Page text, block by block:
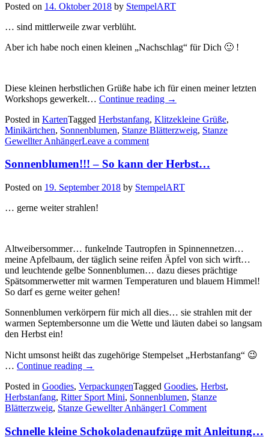
Posted on 14. Oktober 2018 by StempelART
… sind mittlerweile zwar verblüht.
Aber ich habe noch einen kleinen „Nachschlag“ für Dich 🙂 !
Diese kleinen herbstlichen Grüße habe ich für einen meiner letzten
Workshops gewerkelt… Continue reading „Die
Sonnenblumen…“
→
Posted in KartenTagged Herbstanfang, Klitzekleine Grüße,
Minikärtchen, Sonnenblumen, Stanze Blätterzweig, Stanze
Gewellter AnhängerLeave a comment
Sonnenblumen!!! – So kann der Herbst…
Posted on 19. September 2018 by StempelART
… gerne weiter strahlen!
Altweibersommer… funkelnde Tautropfen in Spinnennetzen…
meine Apfelbaum, der täglich seine reifen Äpfel von sich wirft…
und leuchtende gelbe Sonnenblumen… dazu dieses prächtige
Spätsommerwetter mit warmen Temperaturen und blauem Himmel!
So darf es gerne weiter gehen!
Sonnenblumen verkörpern für mich all dies… sie strahlen mit der
warmen Septembersonne um die Wette und läuten dabei so langsam
den Herbst ein!
Nicht umsonst heißt das zugehörige Stempelset „Herbstanfang“ 😉
… Continue reading „Sonnenblumen!!!
So
kann
der
→
Posted in Goodies, VerpackungenTagged Goodies, Herbst,
Herbstanfang, Ritter Sport Mini, Sonnenblumen, Stanze
Blätterzweig, Stanze Gewellter Anhänger1 Comment
Schnelle kleine Schokoladenaufzüge mit Anleitung…